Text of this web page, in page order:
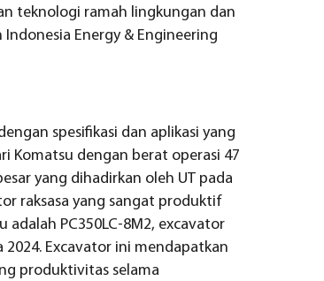
teknologi ramah lingkungan dan
Energy & Engineering
spesifikasi dan aplikasi yang
Komatsu dengan berat operasi 47
yang dihadirkan oleh UT pada
raksasa yang sangat produktif
PC350LC-8M2, excavator
Excavator ini mendapatkan
produktivitas selama